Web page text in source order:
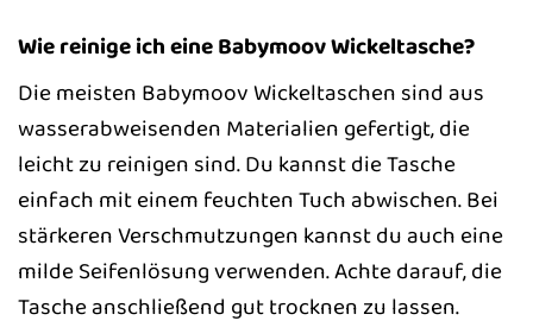
Wie reinige ich eine Babymoov Wickeltasche?
Die meisten Babymoov Wickeltaschen sind aus
wasserabweisenden Materialien gefertigt, die
leicht zu reinigen sind. Du kannst die Tasche
einfach mit einem feuchten Tuch abwischen. Bei
stärkeren Verschmutzungen kannst du auch eine
milde Seifenlösung verwenden. Achte darauf, die
Tasche anschließend gut trocknen zu lassen.